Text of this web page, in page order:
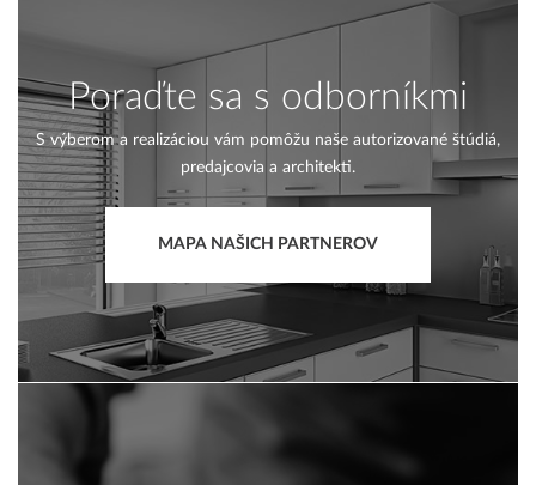
Poraďte sa s odborníkmi
S výberom a realizáciou vám pomôžu naše autorizované štúdiá,
predajcovia a architekti.
MAPA NAŠICH PARTNEROV